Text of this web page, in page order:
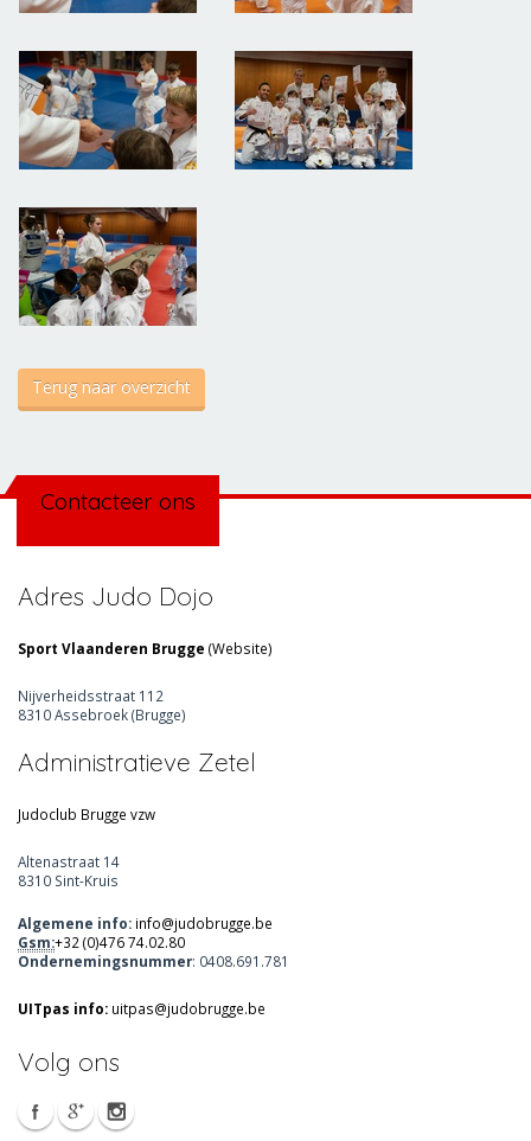
Terug naar overzicht
Contacteer ons
Adres Judo Dojo
Sport Vlaanderen Brugge (Website)
Nijverheidsstraat 112
8310 Assebroek (Brugge)
Administratieve Zetel
Judoclub Brugge vzw
Altenastraat 14
8310 Sint-Kruis
Algemene info: info@judobrugge.be
Gsm:+32 (0)476 74.02.80
Ondernemingsnummer: 0408.691.781
UITpas info: uitpas@judobrugge.be
Volg ons